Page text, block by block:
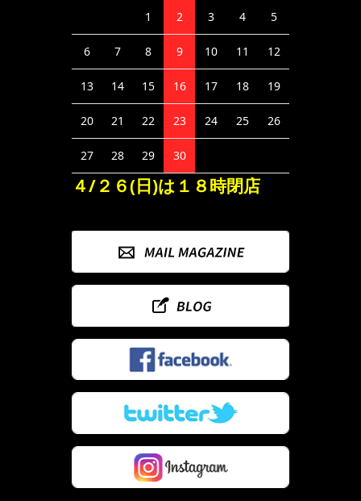
1 2 3 4 5
6 7 8 9 10 11 12
13 14 15 16 17 18 19
20 21 22 23 24 25 26
27 28 29 30
４/２６(日)は１８時閉店